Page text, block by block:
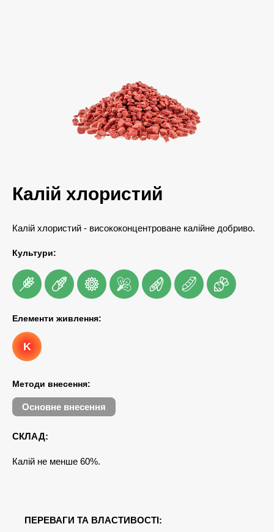
Калій хлористий
Калій хлористий - висококонцентроване калійне добриво.
Культури:
Елементи живлення:
K
Методи внесення:
Основне внесення
СКЛАД:
Калій не менше 60%.
ПЕРЕВАГИ ТА ВЛАСТИВОСТІ: